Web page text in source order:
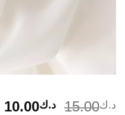
د.ك15.00 السعر
د.ك10.00